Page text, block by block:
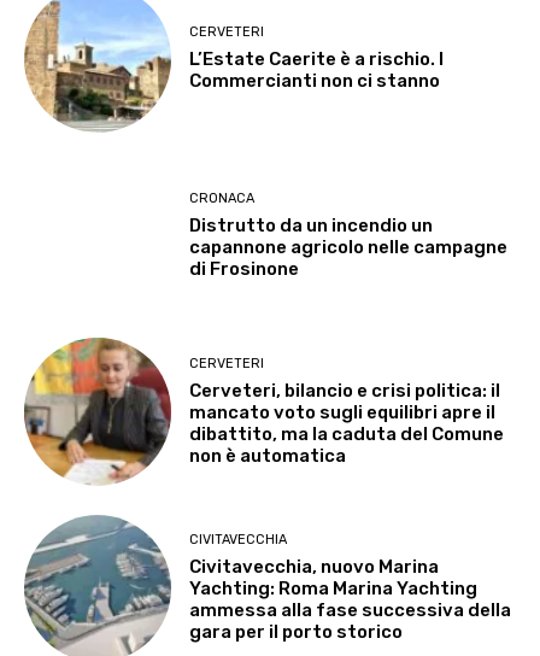
CERVETERI
L’Estate Caerite è a rischio. I
Commercianti non ci stanno
CRONACA
Distrutto da un incendio un
capannone agricolo nelle campagne
di Frosinone
CERVETERI
Cerveteri, bilancio e crisi politica: il
mancato voto sugli equilibri apre il
dibattito, ma la caduta del Comune
non è automatica
CIVITAVECCHIA
Civitavecchia, nuovo Marina
Yachting: Roma Marina Yachting
ammessa alla fase successiva della
gara per il porto storico